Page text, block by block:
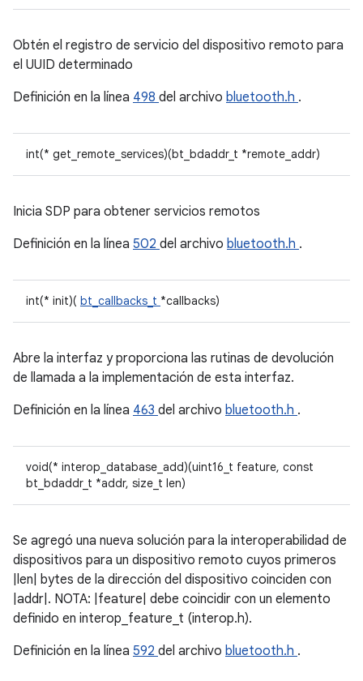
Obtén el registro de servicio del dispositivo remoto para
el UUID determinado
Definición en la línea 498 del archivo bluetooth.h .
int(* get_remote_services)(bt_bdaddr_t *remote_addr)
Inicia SDP para obtener servicios remotos
Definición en la línea 502 del archivo bluetooth.h .
int(* init)( bt_callbacks_t *callbacks)
Abre la interfaz y proporciona las rutinas de devolución
de llamada a la implementación de esta interfaz.
Definición en la línea 463 del archivo bluetooth.h .
void(* interop_database_add)(uint16_t feature, const
bt_bdaddr_t *addr, size_t len)
Se agregó una nueva solución para la interoperabilidad de
dispositivos para un dispositivo remoto cuyos primeros
|len| bytes de la dirección del dispositivo coinciden con
|addr|. NOTA: |feature| debe coincidir con un elemento
definido en interop_feature_t (interop.h).
Definición en la línea 592 del archivo bluetooth.h .